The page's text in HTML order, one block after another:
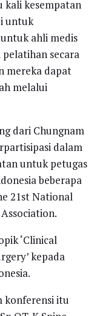
kali kesempatan
untuk
ahli medis
secara
mereka dapat
melalui
dari Chungnam
dalam
untuk petugas
beberapa
21st National
‘Clinical
kepada
konferensi itu